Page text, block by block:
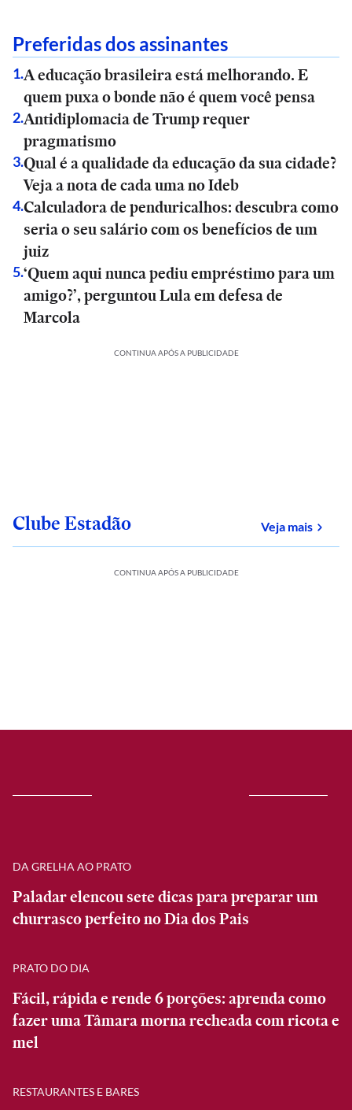
Preferidas dos assinantes
1.A educação brasileira está melhorando. E
quem puxa o bonde não é quem você pensa
2.Antidiplomacia de Trump requer
pragmatismo
3.Qual é a qualidade da educação da sua cidade?
Veja a nota de cada uma no Ideb
4.Calculadora de penduricalhos: descubra como
seria o seu salário com os benefícios de um
juiz
5.‘Quem aqui nunca pediu empréstimo para um
amigo?’, perguntou Lula em defesa de
Marcola
CONTINUA APÓS A PUBLICIDADE
Clube Estadão Veja maissobre
CONTINUA APÓS A PUBLICIDADE
DA GRELHA AO PRATO
Paladar elencou sete dicas para preparar um
churrasco perfeito no Dia dos Pais
PRATO DO DIA
Fácil, rápida e rende 6 porções: aprenda como
fazer uma Tâmara morna recheada com ricota e
mel
RESTAURANTES E BARES